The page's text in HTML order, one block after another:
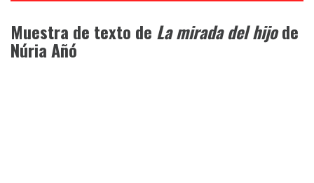
Muestra de texto de La mirada del hijode
Núria Añó